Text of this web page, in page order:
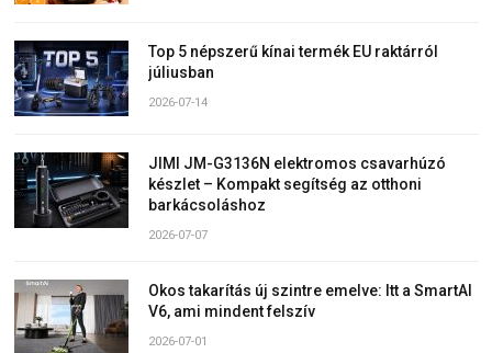
Top 5 népszerű kínai termék EU raktárról
júliusban
2026-07-14
JIMI JM-G3136N elektromos csavarhúzó
készlet – Kompakt segítség az otthoni
barkácsoláshoz
2026-07-07
Okos takarítás új szintre emelve: Itt a SmartAI
V6, ami mindent felszív
2026-07-01